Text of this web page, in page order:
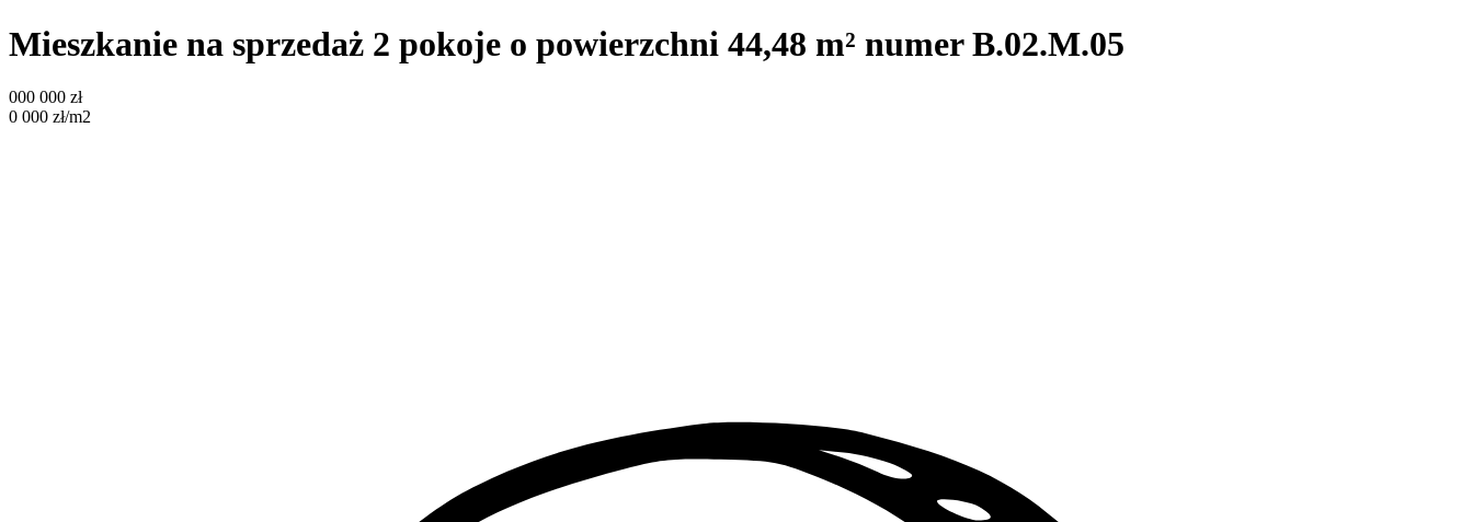
Mieszkanie na sprzedaż 2 pokoje o powierzchni 44,48 m² numer B.02.M.05
000 000 zł
0 000 zł/m2